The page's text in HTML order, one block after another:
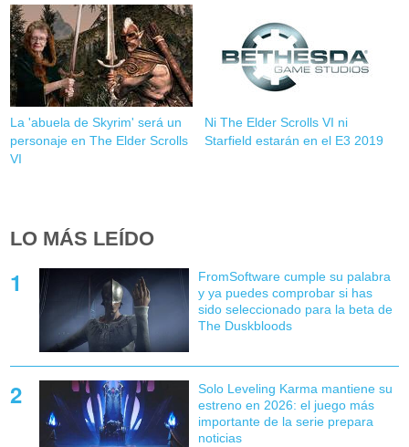
La 'abuela de Skyrim' será un
personaje en The Elder Scrolls
VI
Ni The Elder Scrolls VI ni
Starfield estarán en el E3 2019
LO MÁS LEÍDO
FromSoftware cumple su palabra
y ya puedes comprobar si has
sido seleccionado para la beta de
The Duskbloods
Solo Leveling Karma mantiene su
estreno en 2026: el juego más
importante de la serie prepara
noticias